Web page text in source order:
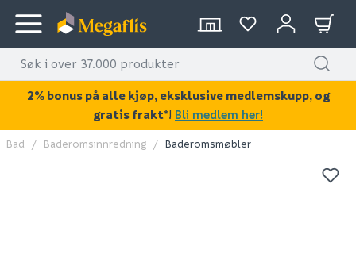
KAN DISSE VÆRE AV INTERESSE?
Bad Baderomsinnredning Baderomsmøbler
2% bonus på alle kjøp, eksklusive medlemskupp, og
gratis frakt*! Bli medlem her!